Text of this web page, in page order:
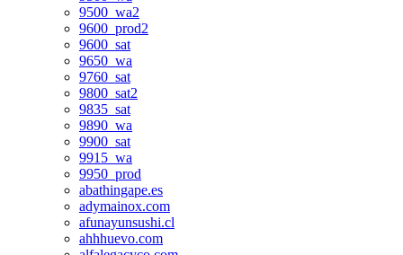
9500_wa2
9600_prod2
9600_sat
9650_wa
9760_sat
9800_sat2
9835_sat
9890_wa
9900_sat
9915_wa
9950_prod
abathingape.es
adymainox.com
afunayunsushi.cl
ahhhuevo.com